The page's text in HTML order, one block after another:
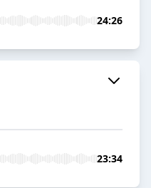
24:26
23:34